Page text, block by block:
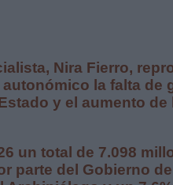
Nira Fierro,
la falta de
y el aumento de
un total de 7.098
parte del Gobierno de